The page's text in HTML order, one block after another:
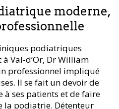
moderne,
podiatriques
Val-d’Or, Dr William
professionnel impliqué
Il se fait un devoir de
ses patients et de faire
la podiatrie. Détenteur